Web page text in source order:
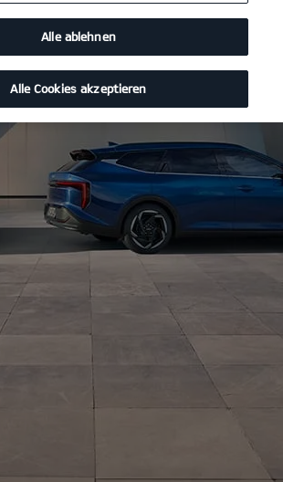
Alle ablehnen
Alle Cookies akzeptieren